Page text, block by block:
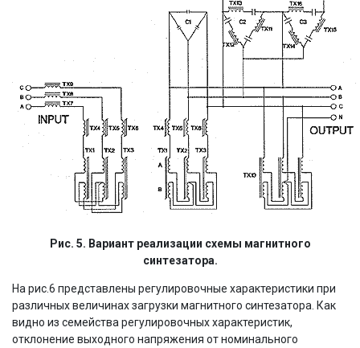
Рис. 5. Вариант реализации схемы магнитного
синтезатора.
На рис.6 представлены регулировочные характеристики при
различных величинах загрузки магнитного синтезатора. Как
видно из семейства регулировочных характеристик,
отклонение выходного напряжения от номинального